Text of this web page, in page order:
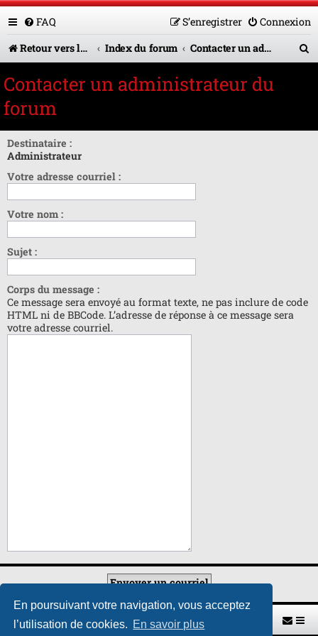
En poursuivant votre navigation, vous acceptez
l’utilisation de cookies. En savoir plus
FAQ Connexion
S’enregistrer
Retour vers le site U.A.G.R.
Index du forum Contacter un administrateur du forum
e
Contacter un administrateur du
forum
Destinataire :
Administrateur
Votre adresse courriel :
Votre nom :
Sujet :
Corps du message :
Ce message sera envoyé au format texte, ne pas inclure de code
HTML ni de BBCode. L’adresse de réponse à ce message sera
votre adresse courriel.
Retour vers le site U.A.G.R. Index du forum